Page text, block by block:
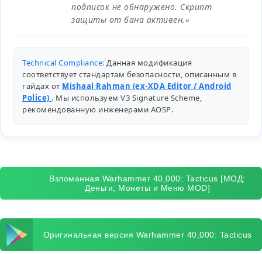
подписок не обнаружено. Скрипт
защиты от бана активен.»
Technical Compliance: Данная модификация
соответствует стандартам безопасности, описанным в
гайдах от Mishaal Rahman (ex-XDA Editor / Android
Police) . Мы используем V3 Signature Scheme,
рекомендованную инженерами AOSP.
Взломанная Warhammer 40,000: Tacticus [МОД:
Деньги, Монеты и Меню MOD]
Оригинальная версия Warhammer 40,000: Tacticus